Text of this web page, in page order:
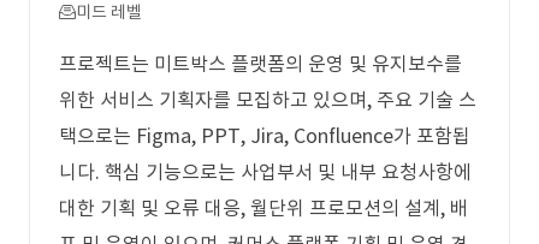
미드 레벨
프로젝트는 미트박스 플랫폼의 운영 및 유지보수를
위한 서비스 기획자를 모집하고 있으며, 주요 기술 스
택으로는 Figma, PPT, Jira, Confluence가 포함됩
니다. 핵심 기능으로는 사업부서 및 내부 요청사항에
대한 기획 및 오류 대응, 월단위 프로모션의 설계, 배